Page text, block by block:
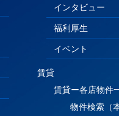
インタビュー
福利厚生
イベント
賃貸
賃貸ー各店物件
物件検索（